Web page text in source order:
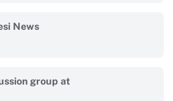
News
group at